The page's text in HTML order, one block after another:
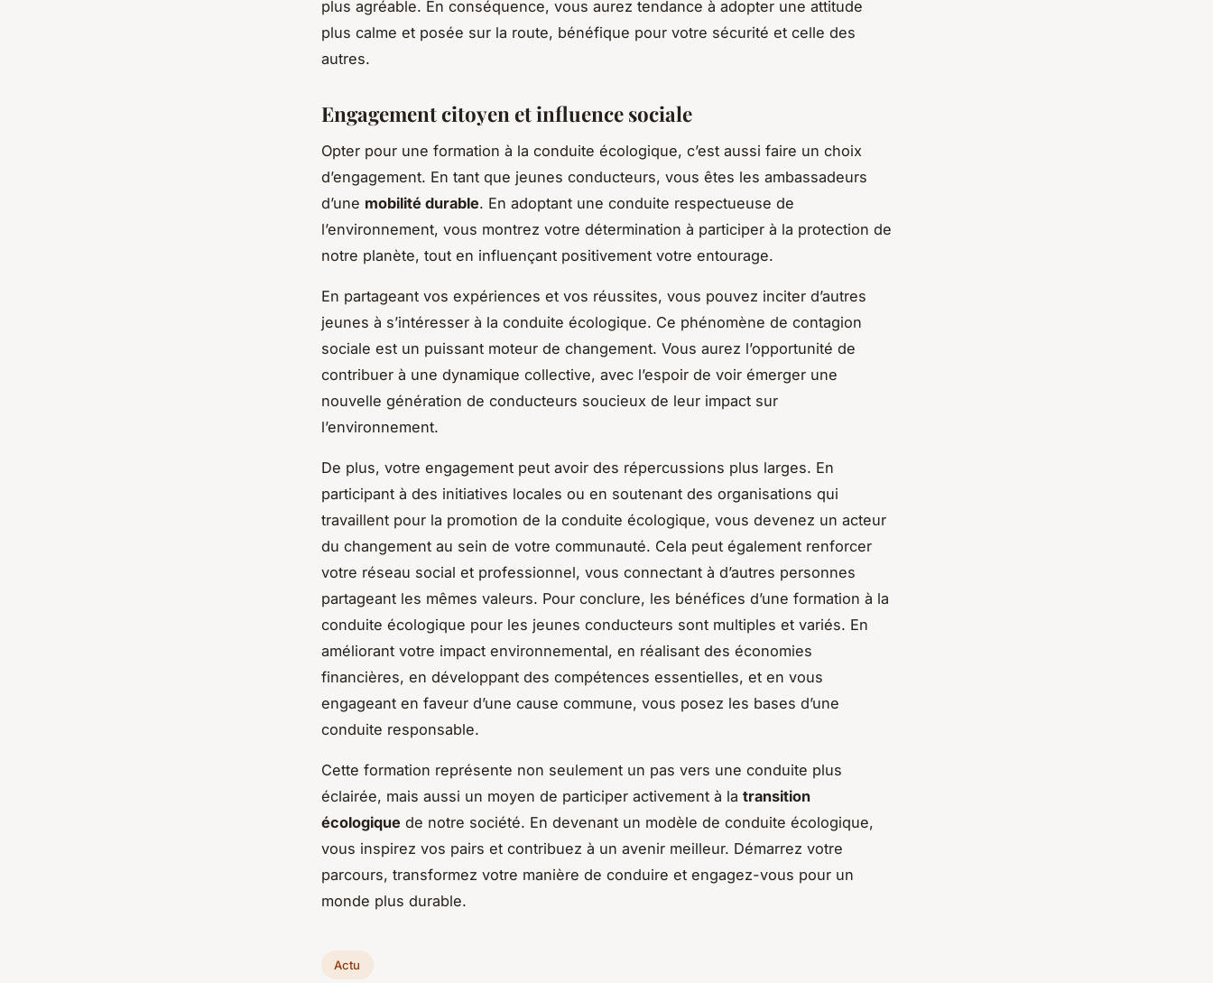
plus agréable. En conséquence, vous aurez tendance à adopter une attitude
plus calme et posée sur la route, bénéfique pour votre sécurité et celle des
autres.
Engagement citoyen et influence sociale
Opter pour une formation à la conduite écologique, c’est aussi faire un choix
d’engagement. En tant que jeunes conducteurs, vous êtes les ambassadeurs
d’une mobilité durable. En adoptant une conduite respectueuse de
l’environnement, vous montrez votre détermination à participer à la protection de
notre planète, tout en influençant positivement votre entourage.
En partageant vos expériences et vos réussites, vous pouvez inciter d’autres
jeunes à s’intéresser à la conduite écologique. Ce phénomène de contagion
sociale est un puissant moteur de changement. Vous aurez l’opportunité de
contribuer à une dynamique collective, avec l’espoir de voir émerger une
nouvelle génération de conducteurs soucieux de leur impact sur
l’environnement.
De plus, votre engagement peut avoir des répercussions plus larges. En
participant à des initiatives locales ou en soutenant des organisations qui
travaillent pour la promotion de la conduite écologique, vous devenez un acteur
du changement au sein de votre communauté. Cela peut également renforcer
votre réseau social et professionnel, vous connectant à d’autres personnes
partageant les mêmes valeurs. Pour conclure, les bénéfices d’une formation à la
conduite écologique pour les jeunes conducteurs sont multiples et variés. En
améliorant votre impact environnemental, en réalisant des économies
financières, en développant des compétences essentielles, et en vous
engageant en faveur d’une cause commune, vous posez les bases d’une
conduite responsable.
Cette formation représente non seulement un pas vers une conduite plus
éclairée, mais aussi un moyen de participer activement à la transition
écologique de notre société. En devenant un modèle de conduite écologique,
vous inspirez vos pairs et contribuez à un avenir meilleur. Démarrez votre
parcours, transformez votre manière de conduire et engagez-vous pour un
monde plus durable.
Actu